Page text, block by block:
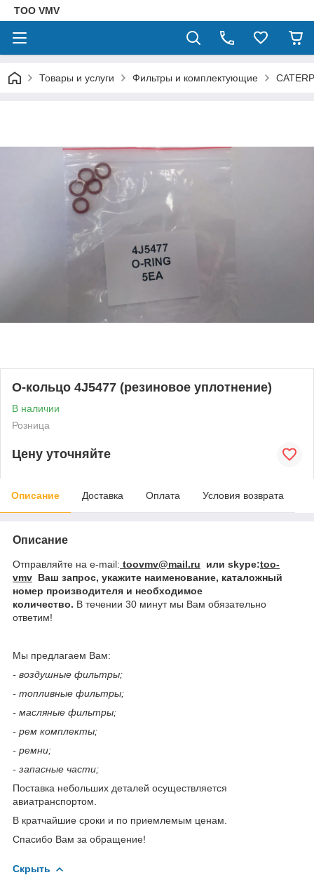
ТОО VMV
Товары и услуги Фильтры и комплектующие
О-кольцо 4J5477 (резиновое уплотнение)
В наличии
Розница
Цену уточняйте
Описание Доставка Оплата Условия возврата
Описание
Отправляйте на e-mail: toovmv@mail.ru или skype:too-
vmv Ваш запрос, укажите наименование, каталожный
номер производителя и необходимое
количество. В течении 30 минут мы Вам обязательно
ответим!
Мы предлагаем Вам:
- воздушные фильтры;
- топливные фильтры;
- масляные фильтры;
- рем комплекты;
- ремни;
- запасные части;
Поставка небольших деталей осуществляется
авиатранспортом.
В кратчайшие сроки и по приемлемым ценам.
Спасибо Вам за обращение!
Скрыть